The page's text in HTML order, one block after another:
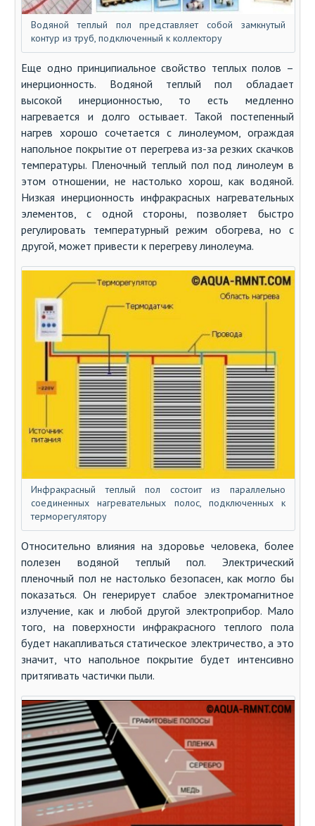
Водяной теплый пол представляет собой замкнутый
контур из труб, подключенный к коллектору
Еще одно принципиальное свойство теплых полов –
инерционность. Водяной теплый пол обладает
высокой инерционностью, то есть медленно
нагревается и долго остывает. Такой постепенный
нагрев хорошо сочетается с линолеумом, ограждая
напольное покрытие от перегрева из-за резких скачков
температуры. Пленочный теплый пол под линолеум в
этом отношении, не настолько хорош, как водяной.
Низкая инерционность инфракрасных нагревательных
элементов, с одной стороны, позволяет быстро
регулировать температурный режим обогрева, но с
другой, может привести к перегреву линолеума.
Инфракрасный теплый пол состоит из параллельно
соединенных нагревательных полос, подключенных к
терморегулятору
Относительно влияния на здоровье человека, более
полезен водяной теплый пол. Электрический
пленочный пол не настолько безопасен, как могло бы
показаться. Он генерирует слабое электромагнитное
излучение, как и любой другой электроприбор. Мало
того, на поверхности инфракрасного теплого пола
будет накапливаться статическое электричество, а это
значит, что напольное покрытие будет интенсивно
притягивать частички пыли.